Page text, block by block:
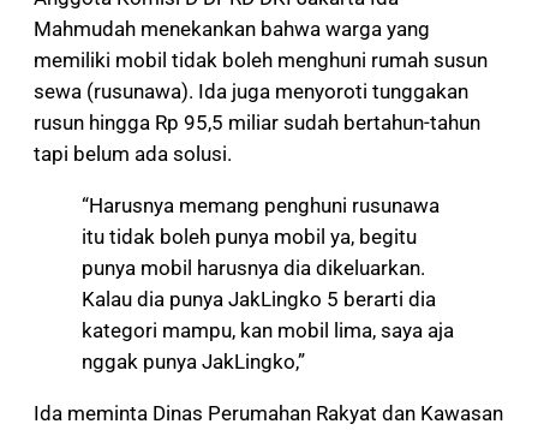
Mahmudah menekankan bahwa warga yang
memiliki mobil tidak boleh menghuni rumah susun
sewa (rusunawa). Ida juga menyoroti tunggakan
rusun hingga Rp 95,5 miliar sudah bertahun-tahun
tapi belum ada solusi.
“Harusnya memang penghuni rusunawa
itu tidak boleh punya mobil ya, begitu
punya mobil harusnya dia dikeluarkan.
Kalau dia punya JakLingko 5 berarti dia
kategori mampu, kan mobil lima, saya aja
nggak punya JakLingko,”
Ida meminta Dinas Perumahan Rakyat dan Kawasan